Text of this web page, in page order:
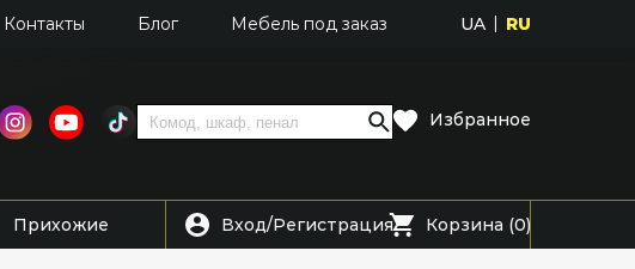
Контакты Блог Мебель под заказ UA RU
Избранное
Прихожие Вход/Регистрация Корзина (0)